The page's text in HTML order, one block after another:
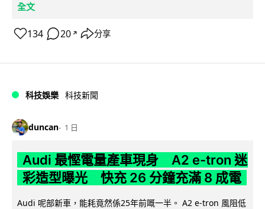
全文
134 20 ↗ 分享
科技娛樂 科技新聞
duncan 1 日
Audi 最慳電量產車現身 A2 e-tron 迷
彩造型曝光 快充 26 分鐘充滿 8 成電
Audi 呢部新車，能耗竟然係25年前嘅一半。 A2 e-tron 風阻低